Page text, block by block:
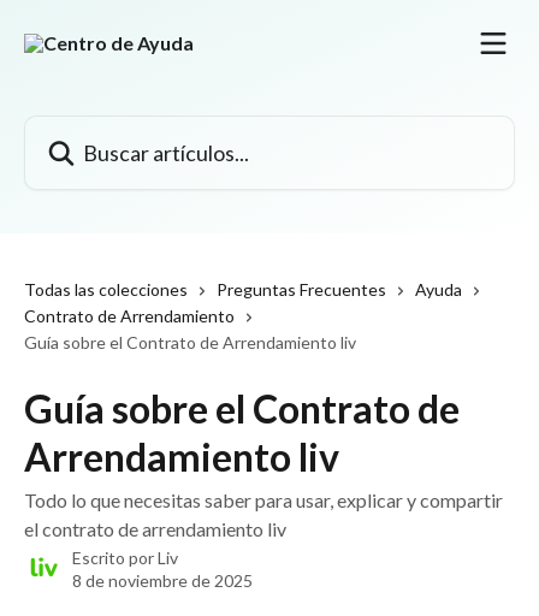
Todas las colecciones Preguntas Frecuentes
Ayuda
Contrato de Arrendamiento
Guía sobre el Contrato de Arrendamiento liv
Guía sobre el Contrato de
Arrendamiento liv
Todo lo que necesitas saber para usar, explicar y compartir
el contrato de arrendamiento liv
Escrito porLiv
8 de noviembre de 2025